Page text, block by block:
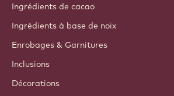
Ingrédients de cacao
Ingrédients à base de noix
Enrobages & Garnitures
Inclusions
Décorations